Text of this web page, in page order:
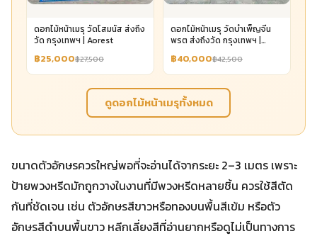
ดอกไม้หน้าเมรุ วัดโสมนัส ส่งถึง
วัด กรุงเทพฯ | Aorest
฿25,000฿27,500
ดอกไม้หน้าเมรุ วัดบำเพ็ญจีน
พรต ส่งถึงวัด กรุงเทพฯ |
฿40,000฿42,500
ดูดอกไม้หน้าเมรุทั้งหมด
ขนาดตัวอักษรควรใหญ่พอที่จะอ่านได้จากระยะ 2–3 เมตร เพราะ
ป้ายพวงหรีดมักถูกวางในงานที่มีพวงหรีดหลายชิ้น ควรใช้สีตัด
กันที่ชัดเจน เช่น ตัวอักษรสีขาวหรือทองบนพื้นสีเข้ม หรือตัว
อักษรสีดำบนพื้นขาว หลีกเลี่ยงสีที่อ่านยากหรือดูไม่เป็นทางการ